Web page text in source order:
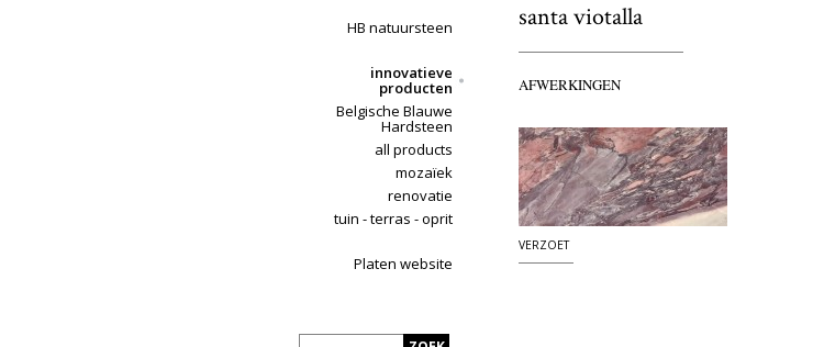
HB natuursteen
innovatieve
producten
Belgische Blauwe
Hardsteen
all products
mozaïek
renovatie
tuin - terras - oprit
Platen website
santa viotalla
AFWERKINGEN
VERZOET